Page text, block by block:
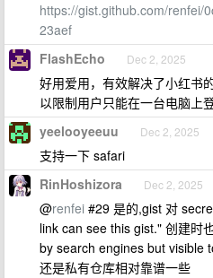
https://gist.github.com/renfei/
23aef
FlashEcho Dec 2, 2025
好用爱用，有效解决了小红书
以限制用户只能在一台电脑上
yeelooyeeuu Dec 2, 2025
支持一下 safari
RinHoshizora Dec 2, 2025
@renfei #29 是的,gist 对
link can see this gist." 创建时
by search engines but visible
还是私有仓库相对靠谱一些